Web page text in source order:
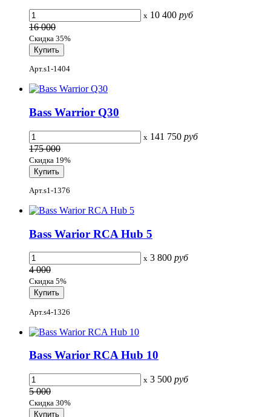
x 10 400 руб
16 000
Скидка 35%
Арт.s1-1404
Bass Warrior Q30
x 141 750 руб
175 000
Скидка 19%
Арт.s1-1376
Bass Warior RCA Hub 5
x 3 800 руб
4 000
Скидка 5%
Арт.s4-1326
Bass Warior RCA Hub 10
x 3 500 руб
5 000
Скидка 30%